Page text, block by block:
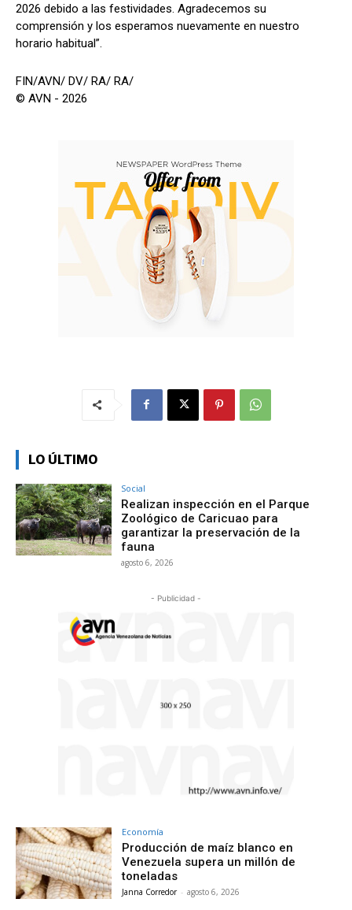
2026 debido a las festividades. Agradecemos su
comprensión y los esperamos nuevamente en nuestro
horario habitual”.
FIN/AVN/ DV/ RA/ RA/
© AVN - 2026
LO ÚLTIMO
Social
Realizan inspección en el Parque
Zoológico de Caricuao para
garantizar la preservación de la
fauna
agosto 6, 2026
- Publicidad -
Economía
Producción de maíz blanco en
Venezuela supera un millón de
toneladas
Janna Corredor - agosto 6, 2026